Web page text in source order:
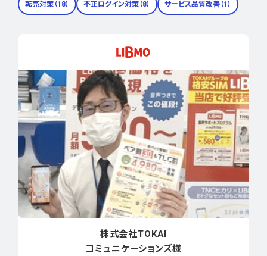
転売対策（18） 不正ログイン対策（8） サービス品質改善（1）
株式会社TOKAI
コミュニケーションズ様